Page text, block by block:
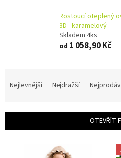
Rostoucí oteplený
3D - karamelový
Skladem 4ks
od 1 058,90 Kč
í
Nejlevnější Nejdražší
OTEVŘÍT